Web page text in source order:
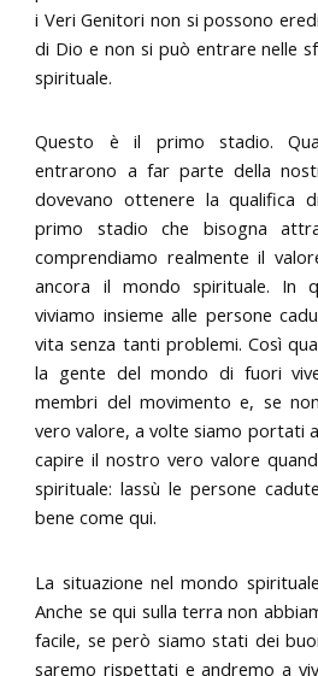
i Veri Genitori non si possono
di Dio e non si può entrare nelle
spirituale.
Questo è il primo stadio.
entrarono a far parte della
dovevano ottenere la qualifica
primo stadio che bisogna
comprendiamo realmente il
ancora il mondo spirituale. In
viviamo insieme alle persone
vita senza tanti problemi. Così
la gente del mondo di fuori
membri del movimento e, se
vero valore, a volte siamo portati
capire il nostro vero valore
spirituale: lassù le persone
bene come qui.
La situazione nel mondo
Anche se qui sulla terra non
facile, se però siamo stati dei
saremo rispettati e andremo a